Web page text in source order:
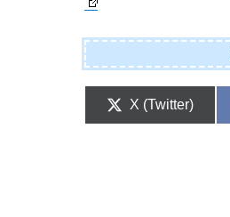
Share
X (Twitter)